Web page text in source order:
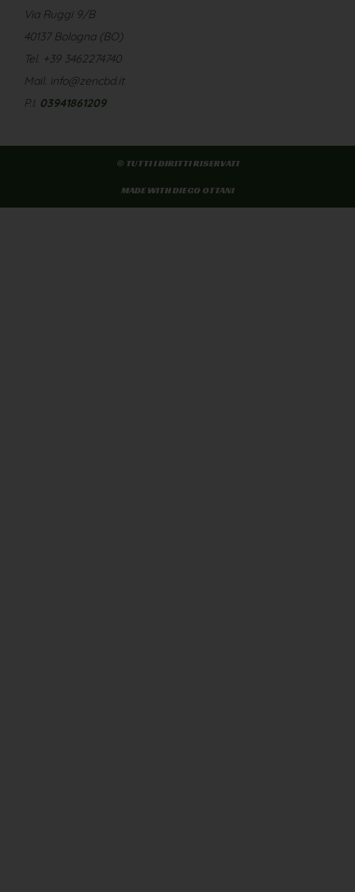
Via Ruggi 9/B
40137 Bologna (BO)
Tel. +39 3462274740
Mail. info@zencbd.it
P.I. 03941861209
© TUTTI I DIRITTI RISERVATI
MADE WITH DIEGO OTTANI